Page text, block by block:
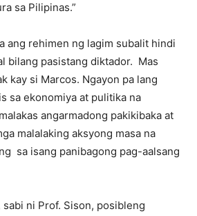
sa Pilipinas.”
ang rehimen ng lagim subalit hindi
bilang pasistang diktador. Mas
kay si Marcos. Ngayon pa lang
sa ekonomiya at pulitika na
angarmadong pakikibaka at
malalaking aksyong masa na
sa isang panibagong pag-aalsang
sabi ni Prof. Sison, posibleng